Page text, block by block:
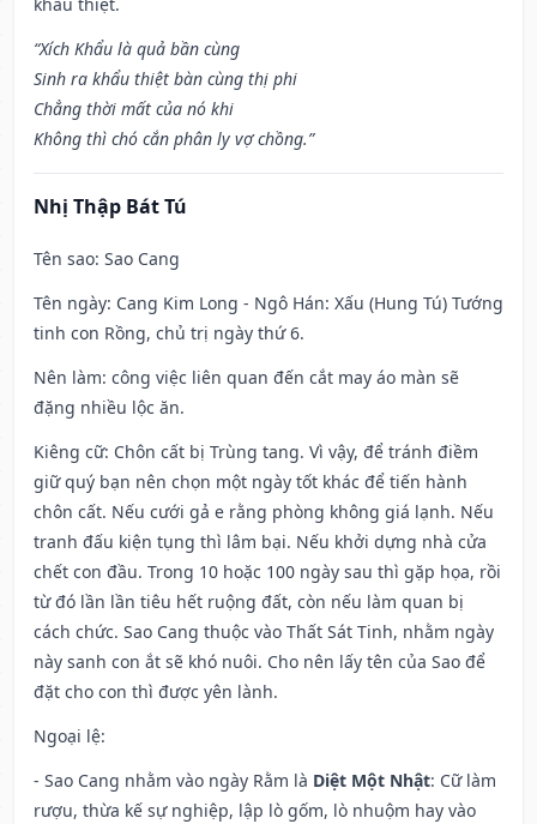
“Xích Khẩu là quả bần cùng
Sinh ra khẩu thiệt bàn cùng thị phi
Chẳng thời mất của nó khi
Không thì chó cắn phân ly vợ chồng.”
Nhị Thập Bát Tú
Tên sao: Sao Cang
Tên ngày: Cang Kim Long - Ngô Hán: Xấu (Hung Tú) Tướng
tinh con Rồng, chủ trị ngày thứ 6.
Nên làm: công việc liên quan đến cắt may áo màn sẽ
đặng nhiều lộc ăn.
Kiêng cữ: Chôn cất bị Trùng tang. Vì vậy, để tránh điềm
giữ quý bạn nên chọn một ngày tốt khác để tiến hành
chôn cất. Nếu cưới gả e rằng phòng không giá lạnh. Nếu
tranh đấu kiện tụng thì lâm bại. Nếu khởi dựng nhà cửa
chết con đầu. Trong 10 hoặc 100 ngày sau thì gặp họa, rồi
từ đó lần lần tiêu hết ruộng đất, còn nếu làm quan bị
cách chức. Sao Cang thuộc vào Thất Sát Tinh, nhằm ngày
này sanh con ắt sẽ khó nuôi. Cho nên lấy tên của Sao để
đặt cho con thì được yên lành.
Ngoại lệ:
- Sao Cang nhằm vào ngày Rằm là Diệt Một Nhật: Cữ làm
rượu, thừa kế sự nghiệp, lập lò gốm, lò nhuộm hay vào